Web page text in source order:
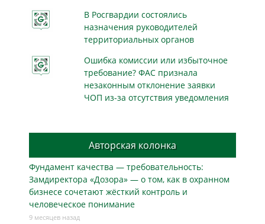
В Росгвардии состоялись
назначения руководителей
территориальных органов
Ошибка комиссии или избыточное
требование? ФАС признала
незаконным отклонение заявки
ЧОП из-за отсутствия уведомления
Авторская колонка
Фундамент качества — требовательность:
Замдиректора «Дозора» — о том, как в охранном
бизнесe сочетают жёсткий контроль и
человеческое понимание
9 месяцев назад